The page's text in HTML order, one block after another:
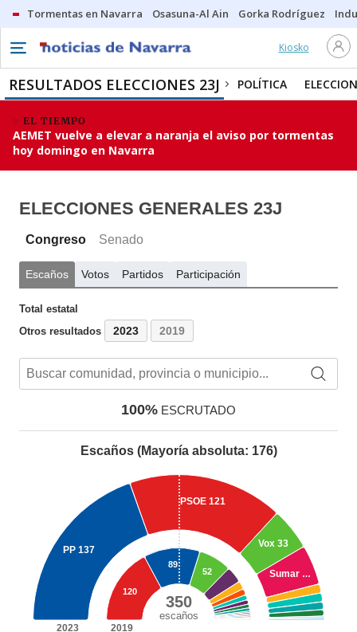
Tormentas en Navarra Osasuna-Al Ain Gorka Rodríguez
Kiosko
RESULTADOS ELECCIONES 23J POLÍTICA
EL TIEMPO
AEMET vuelve a elevar a naranja el aviso por tormentas
hoy domingo en Navarra